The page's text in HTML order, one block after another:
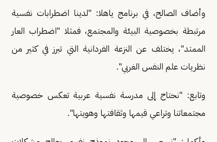
وأضاف الصالح، في برنامج ياهلا: "لدينا اضطرابات نفسية
مرتبطة بخصوصية البيئة والمجتمع، فمثلا "اضطراب العار
الممتد"، يختلف عن النزعة الفردانية التي تبرز في كثير من
نظريات علم النفس الغربي".
وتابع: "نحتاج إلى مدرسة نفسية عربية تعكس خصوصية
مجتمعاتنا وتراعي قيمها وثقافتها وهويتها".